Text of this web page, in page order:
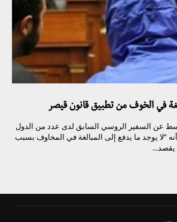
في الخوف من تطبيق قانون قيصر
عن السفير الروسي السابق لدى عدد من الدول
أنه “لا يوجد ما يدفع إلى المبالغة في المخاوف بسبب
يقصد...